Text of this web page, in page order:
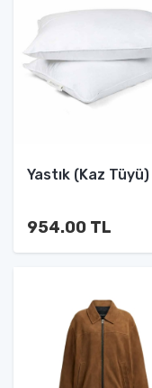
Yastık (Kaz Tüyü)
954.00 TL